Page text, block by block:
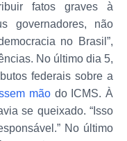
fatos graves à
governadores, não
no Brasil”,
No último dia 5,
federais sobre a
mãodo ICMS. À
se queixado. “Isso
No último